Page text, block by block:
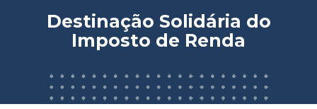
Destinação Solidária do
Imposto de Renda